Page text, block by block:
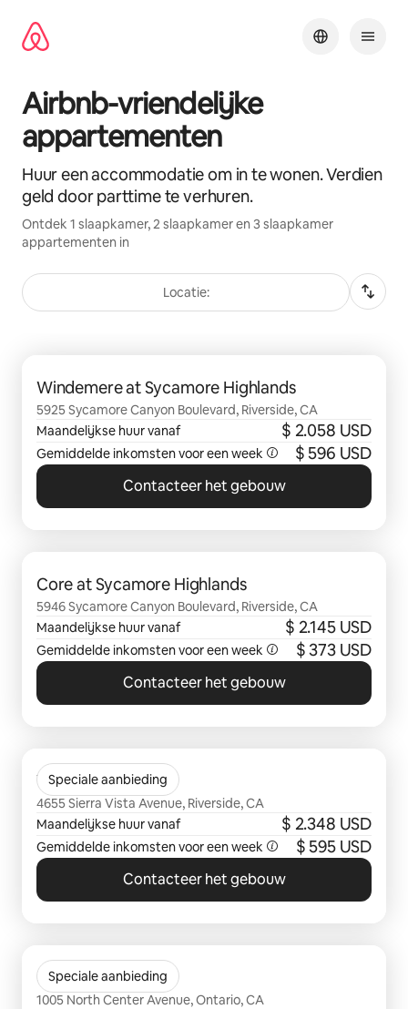
direct
naar
Airbnb-vriendelijke
appartementen
Huur een accommodatie om in te wonen. Verdien
geld door parttime te verhuren.
Ontdek 1 slaapkamer, 2 slaapkamer en 3 slaapkamer
appartementen in
Locatie:
Windemere at Sycamore Highlands
5925 Sycamore Canyon Boulevard, Riverside, CA
Maandelijkse huur vanaf
$ 2.058 USD
Gemiddelde inkomsten voor een week $ 596 USD
Contacteer het gebouw
Core at Sycamore Highlands
5946 Sycamore Canyon Boulevard, Riverside, CA
Maandelijkse huur vanaf
$ 2.145 USD
Gemiddelde inkomsten voor een week $ 373 USD
Contacteer het gebouw
Speciale aanbieding
Viano at Riverwalk
4655 Sierra Vista Avenue, Riverside, CA
Maandelijkse huur vanaf
$ 2.348 USD
Gemiddelde inkomsten voor een week $ 595 USD
Contacteer het gebouw
Speciale aanbieding
Centre Club
1005 North Center Avenue, Ontario, CA